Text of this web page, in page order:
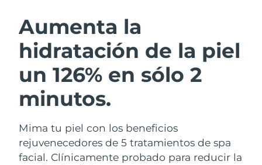
Aumenta la
hidratación de la piel
un 126% en sólo 2
minutos.
Mima tu piel con los beneficios
rejuvenecedores de 5 tratamientos de spa
facial. Clínicamente probado para reducir la
Limpieza facial
LUNA™ 4 pack
Anti-aging massage
LUNA™ 4 Plus
Lifting facial
BEAR™ 2 pack
Microcurrent toning
BEAR™ 2 go
Hidratación
UFO™ 3 pack
Cuidado bucal
issa™ 4
Austria
Baréin Entrega prevista 8/10/26
Bélgica Entrega prevista
Bermudas
Bosnia y Herzegovina Entrega prevista
Brunéi Entrega prevista 8/14/26